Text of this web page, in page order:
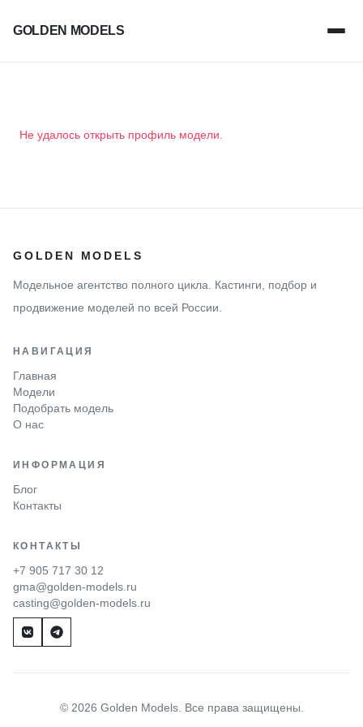
GOLDEN MODELS
Не удалось открыть профиль модели.
GOLDEN MODELS
Модельное агентство полного цикла. Кастинги, подбор и
продвижение моделей по всей России.
НАВИГАЦИЯ
Главная
Модели
Подобрать модель
О нас
ИНФОРМАЦИЯ
Блог
Контакты
КОНТАКТЫ
+7 905 717 30 12
gma@golden-models.ru
casting@golden-models.ru
© 2026 Golden Models. Все права защищены.